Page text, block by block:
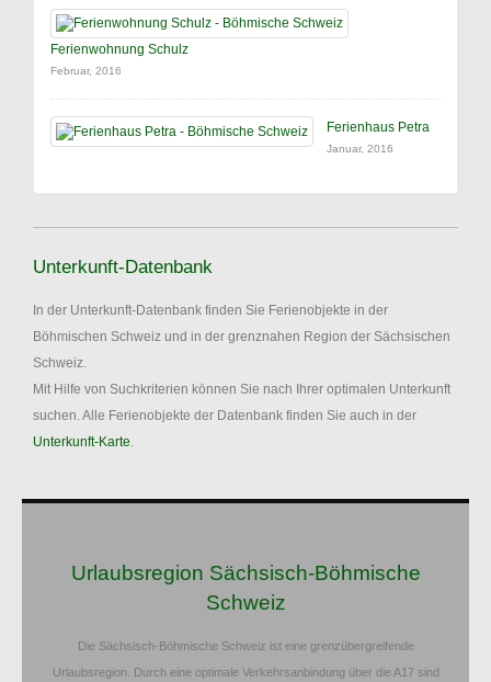
Ferienwohnung Schulz
Februar, 2016
Ferienhaus Petra
Januar, 2016
Unterkunft-Datenbank
In der Unterkunft-Datenbank finden Sie Ferienobjekte in der
Böhmischen Schweiz und in der grenznahen Region der Sächsischen
Schweiz.
Mit Hilfe von Suchkriterien können Sie nach Ihrer optimalen Unterkunft
suchen. Alle Ferienobjekte der Datenbank finden Sie auch in der
Unterkunft-Karte.
Urlaubsregion Sächsisch-Böhmische
Schweiz
Die Sächsisch-Böhmische Schweiz ist eine grenzübergreifende
Urlaubsregion. Durch eine optimale Verkehrsanbindung über die A17 sind